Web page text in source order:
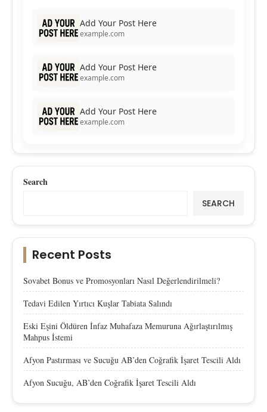
Add Your Post Here
example.com
Add Your Post Here
example.com
Add Your Post Here
example.com
Search
SEARCH
Recent Posts
Sovabet Bonus ve Promosyonları Nasıl Değerlendirilmeli?
Tedavi Edilen Yırtıcı Kuşlar Tabiata Salındı
Eski Eşini Öldüren İnfaz Muhafaza Memuruna Ağırlaştırılmış
Mahpus İstemi
Afyon Pastırması ve Sucuğu AB’den Coğrafik İşaret Tescili Aldı
Afyon Sucuğu, AB’den Coğrafik İşaret Tescili Aldı